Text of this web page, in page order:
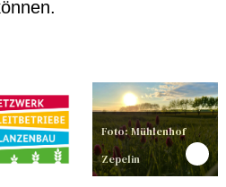
Foto: Mühlenhof
Zepelin